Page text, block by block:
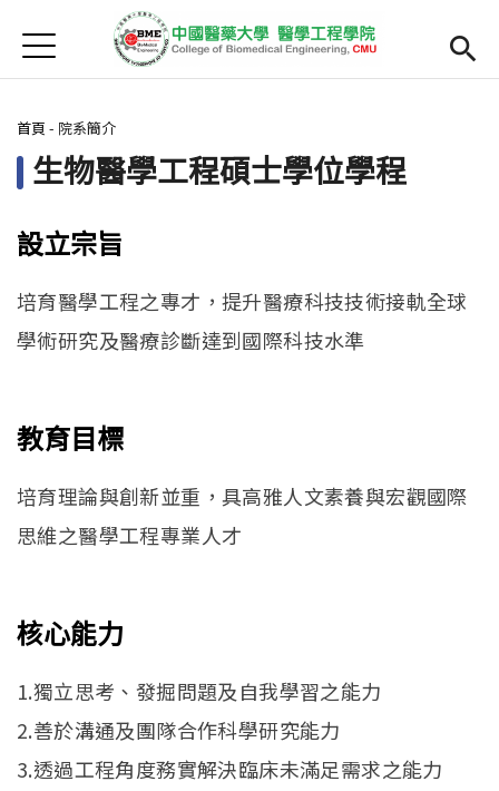
首頁
最新消息
Open submenu (院系簡介)
院系簡介
院長簡介
Open submenu (主任簡介)
主任簡介
Open
師資
Open submenu (課程)
課程
Open submenu (法規/表單)
法規/表單
Open
English
Jump to Main content
您在這裡
首頁 - 院系簡介
生物醫學工程碩士學位學程
設立宗旨
培育醫學工程之專才，提升醫療科技技術接軌全球
學術研究及醫療診斷達到國際科技水準
教育目標
培育理論與創新並重，具高雅人文素養與宏觀國際
思維之醫學工程專業人才
核心能力
1.獨立思考、發掘問題及自我學習之能力
2.善於溝通及團隊合作科學研究能力
3.透過工程角度務實解決臨床未滿足需求之能力